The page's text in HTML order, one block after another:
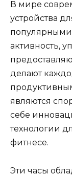
В мире
устройства
активность,
делают
являются
себе
технологии
фитнесе.
Эти часы